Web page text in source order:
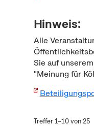
Hinweis:
Alle
Sie auf
"Meinung für
Treffer 1–10 von 25